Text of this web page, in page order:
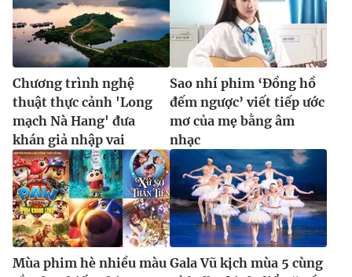
Chương trình nghệ
thuật thực cảnh 'Long
mạch Nà Hang' đưa
khán giả nhập vai
Sao nhí phim ‘Đồng hồ
đếm ngược’ viết tiếp ước
mơ của mẹ bằng âm
nhạc
Mùa phim hè nhiều màu Gala Vũ kịch mùa 5 cùng